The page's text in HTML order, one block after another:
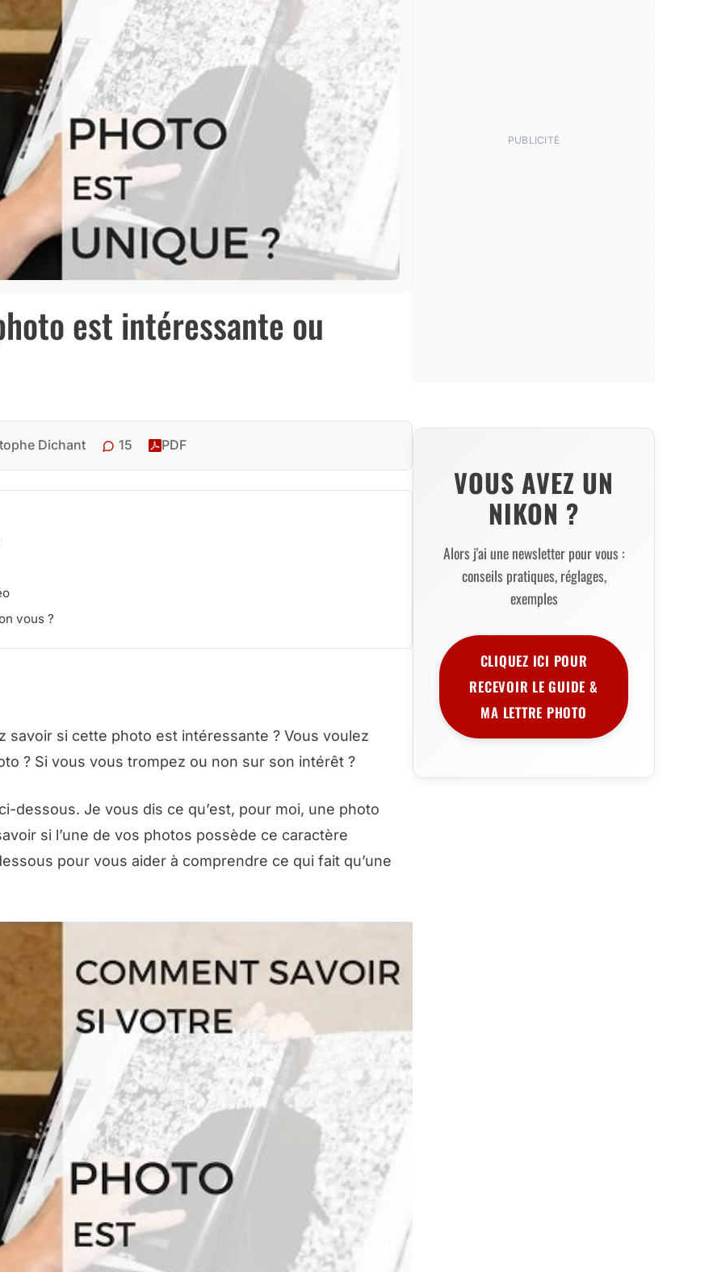
est intéressante ou
Dichant 15 PDF
vous ?
savoir si cette photo est intéressante ? Vous voulez
? Si vous vous trompez ou non sur son intérêt ?
dessous. Je vous dis ce qu’est, pour moi, une photo
si l’une de vos photos possède ce caractère
pour vous aider à comprendre ce qui fait qu’une
PUBLICITÉ
VOUS AVEZ UN
NIKON ?
Alors j'ai une newsletter pour vous :
conseils pratiques, réglages,
exemples
CLIQUEZ ICI POUR
RECEVOIR LE GUIDE &
MA LETTRE PHOTO